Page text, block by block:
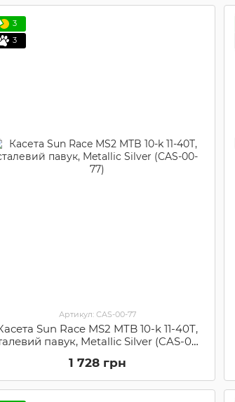
3
3
Артикул: CAS-00-77
Sun Race MS2 MTB 10-k 11-40T,
павук, Metallic Silver (CAS-00-
1 728 грн